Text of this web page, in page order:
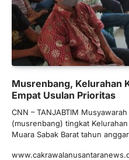
Musrenbang, Kelurahan
Empat Usulan Prioritas
CNN – TANJABTIM
(musrenbang) tingkat
Muara Sabak Barat tahun